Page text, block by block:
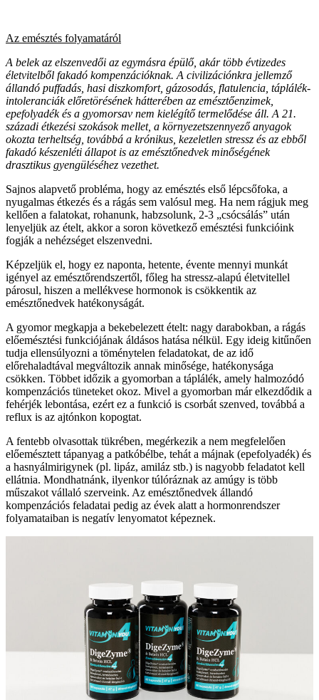
Az emésztés folyamatáról
A belek az elszenvedői az egymásra épülő, akár több évtizedes
életvitelből fakadó kompenzációknak. A civilizációnkra jellemző
állandó puffadás, hasi diszkomfort, gázosodás, flatulencia, táplálék-
intoleranciák előretörésének hátterében az emésztőenzimek,
epefolyadék és a gyomorsav nem kielégítő termelődése áll. A 21.
századi étkezési szokások mellet, a környezetszennyező anyagok
okozta terheltség, továbbá a krónikus, kezeletlen stressz és az ebből
fakadó készenléti állapot is az emésztőnedvek minőségének
drasztikus gyengüléséhez vezethet.
Sajnos alapvető probléma, hogy az emésztés első lépcsőfoka, a
nyugalmas étkezés és a rágás sem valósul meg. Ha nem rágjuk meg
kellően a falatokat, rohanunk, habzsolunk, 2-3 „csócsálás” után
lenyeljük az ételt, akkor a soron következő emésztési funkcióink
fogják a nehézséget elszenvedni.
Képzeljük el, hogy ez naponta, hetente, évente mennyi munkát
igényel az emésztőrendszertől, főleg ha stressz-alapú életvitellel
párosul, hiszen a mellékvese hormonok is csökkentik az
emésztőnedvek hatékonyságát.
A gyomor megkapja a bekebelezett ételt: nagy darabokban, a rágás
előemésztési funkciójának áldásos hatása nélkül. Egy ideig kitűnően
tudja ellensúlyozni a töménytelen feladatokat, de az idő
előrehaladtával megváltozik annak minősége, hatékonysága
csökken. Többet időzik a gyomorban a táplálék, amely halmozódó
kompenzációs tüneteket okoz. Mivel a gyomorban már elkezdődik a
fehérjék lebontása, ezért ez a funkció is csorbát szenved, továbbá a
reflux is az ajtónkon kopogtat.
A fentebb olvasottak tükrében, megérkezik a nem megfelelően
előemésztett tápanyag a patkóbélbe, tehát a májnak (epefolyadék) és
a hasnyálmirigynek (pl. lipáz, amiláz stb.) is nagyobb feladatot kell
ellátnia. Mondhatnánk, ilyenkor túlóráznak az amúgy is több
műszakot vállaló szerveink. Az emésztőnedvek állandó
kompenzációs feladatai pedig az évek alatt a hormonrendszer
folyamataiban is negatív lenyomatot képeznek.